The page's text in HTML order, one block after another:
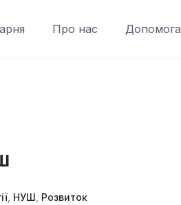
Про нас Допомога
, НУШ Розвиток